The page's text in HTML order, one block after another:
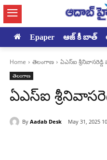
Epaper ఆజ్ కీ బాత్
Home తెలంగాణ ఏఎస్ఐ
తెలంగాణ
ఏఎస్ఐ
By Aadab Desk May 31, 2025